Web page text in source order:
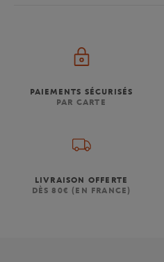
PAIEMENTS SÉCURISÉS
PAR CARTE
LIVRAISON OFFERTE
DÈS 80€ (EN FRANCE)